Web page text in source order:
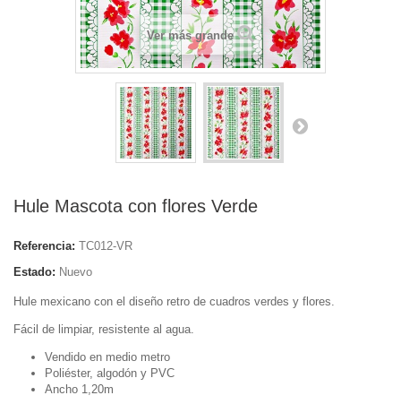
Ver más grande
Hule Mascota con flores Verde
Referencia: TC012-VR
Estado: Nuevo
Hule mexicano con el diseño retro de cuadros verdes y flores.
Fácil de limpiar, resistente al agua.
Vendido en medio metro
Poliéster, algodón y PVC
Ancho 1,20m